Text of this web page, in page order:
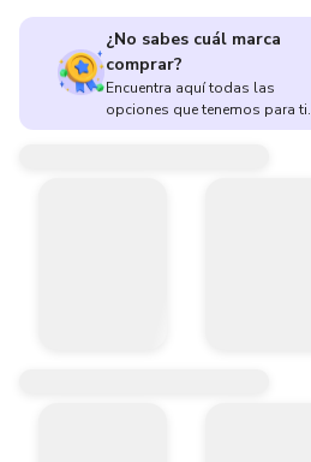
¿No sabes cuál marca
comprar?
Encuentra aquí todas las
opciones que tenemos para ti.